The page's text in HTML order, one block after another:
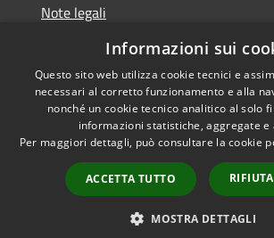
Note legali
Dichiarazione di accessibilità
Accessibilità
Copyright
Informazioni sui
Questo sito web utilizza cookie tecnici e
necessari al corretto funzionamento e alla
nonché un cookie tecnico analitico al solo
informazioni statistiche, aggregate e
Per maggiori dettagli, può consultare la cookie
ACCETTA TUTTO
MOSTRA DETTAGLI